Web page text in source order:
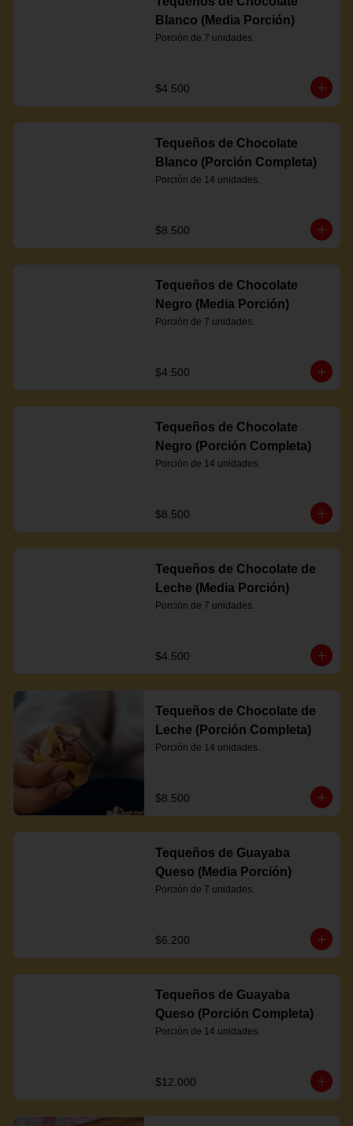
Blanco (Media Porción)
Porción de 7 unidades.
$4.500
Tequeños de Chocolate
Blanco (Porción Completa)
Porción de 14 unidades.
$8.500
Tequeños de Chocolate
Negro (Media Porción)
Porción de 7 unidades.
$4.500
Tequeños de Chocolate
Negro (Porción Completa)
Porción de 14 unidades.
$8.500
Tequeños de Chocolate de
Leche (Media Porción)
Porción de 7 unidades.
$4.500
Tequeños de Chocolate de
Leche (Porción Completa)
Porción de 14 unidades.
$8.500
Tequeños de Guayaba
Queso (Media Porción)
Porción de 7 unidades.
$6.200
Tequeños de Guayaba
Queso (Porción Completa)
Porción de 14 unidades.
$12.000